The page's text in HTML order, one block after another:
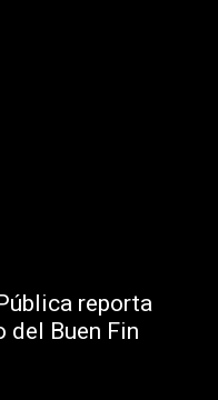
reporta
del Buen Fin